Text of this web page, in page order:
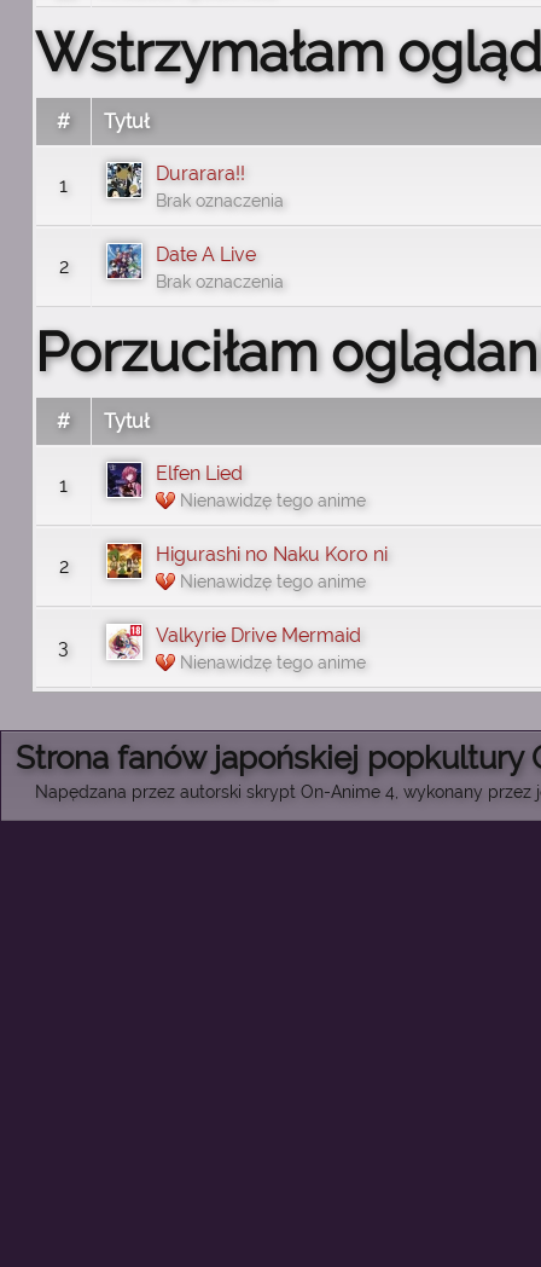
Wstrzymałam
# Tytuł
1
Durarara!!
Brak oznaczenia
2
Date A Live
Brak oznaczenia
Porzuciłam
# Tytuł
1
Elfen Lied
Nienawidzę tego anime
2
Higurashi no Naku Koro ni
Nienawidzę tego anime
3
Valkyrie Drive Mermaid
Nienawidzę tego anime
Strona fanów japońskiej popkultury
Napędzana przez autorski skrypt On-Anime 4, wykonany przez